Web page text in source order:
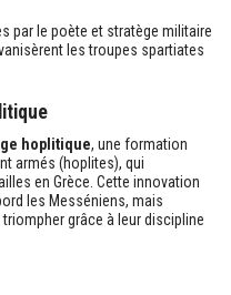
par le poète et stratège militaire
les troupes spartiates
hoplitique, une formation
armés (hoplites), qui
en Grèce. Cette innovation
les Messéniens, mais
grâce à leur discipline